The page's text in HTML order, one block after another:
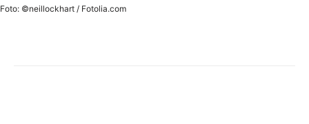
Foto: ©neillockhart / Fotolia.com